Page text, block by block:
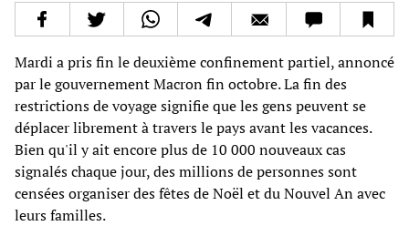
Mardi a pris fin le deuxième confinement partiel, annoncé
par le gouvernement Macron fin octobre. La fin des
restrictions de voyage signifie que les gens peuvent se
déplacer librement à travers le pays avant les vacances.
Bien qu'il y ait encore plus de 10 000 nouveaux cas
signalés chaque jour, des millions de personnes sont
censées organiser des fêtes de Noël et du Nouvel An avec
leurs familles.